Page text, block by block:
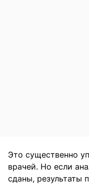
Это существенно
врачей. Но если
сданы, результаты